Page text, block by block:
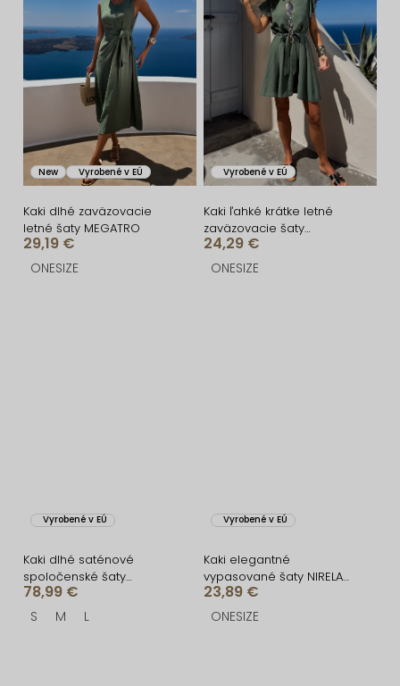
New Vyrobené v EÚ
Kaki dlhé zaväzovacie
letné šaty MEGATRO
29,19 €
ONESIZE
Vyrobené v EÚ
Kaki ľahké krátke letné
zaväzovacie šaty
ELVOREA
24,29 €
ONESIZE
Vyrobené v EÚ
Kaki dlhé saténové
spoločenské šaty
CELLINES
78,99 €
S M L
Vyrobené v EÚ
Kaki elegantné
vypasované šaty NIRELA
s viazaním
23,89 €
ONESIZE